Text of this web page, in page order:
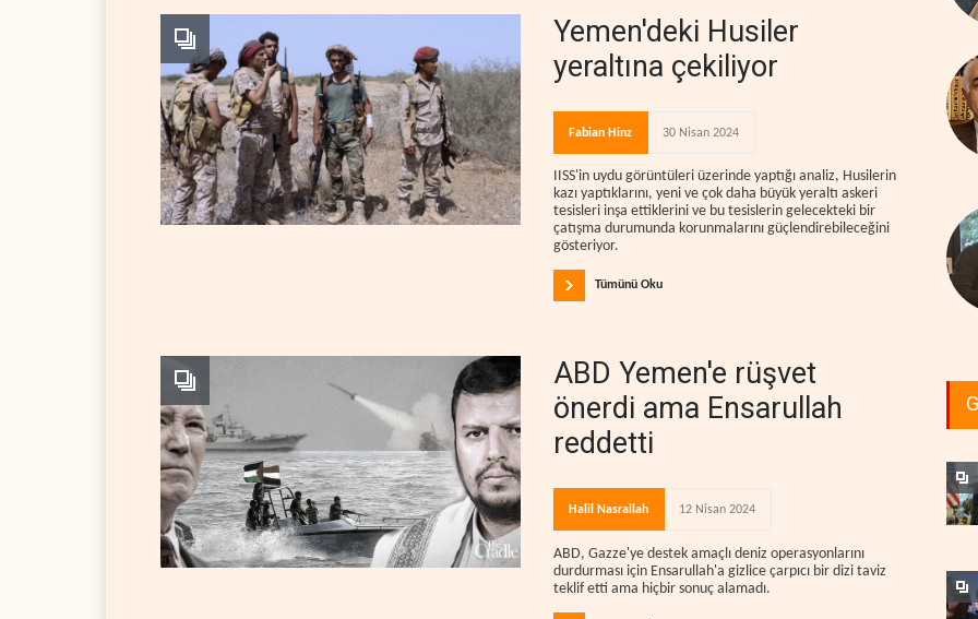
Yemen'deki Husiler
yeraltına çekiliyor
Fabian Hinz 30 Nisan 2024
IISS'in uydu görüntüleri üzerinde yaptığı analiz, Husilerin
kazı yaptıklarını, yeni ve çok daha büyük yeraltı askeri
tesisleri inşa ettiklerini ve bu tesislerin gelecekteki bir
çatışma durumunda korunmalarını güçlendirebileceğini
gösteriyor.
Tümünü Oku
ABD Yemen'e rüşvet
önerdi ama Ensarullah
reddetti
Halil Nasrallah 12 Nisan 2024
ABD, Gazze'ye destek amaçlı deniz operasyonlarını
durdurması için Ensarullah'a gizlice çarpıcı bir dizi taviz
teklif etti ama hiçbir sonuç alamadı.